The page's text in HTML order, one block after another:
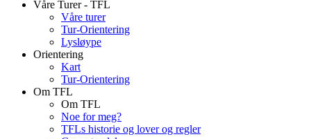
Våre Turer - TFL
Våre turer
Tur-Orientering
Lysløype
Orientering
Kart
Tur-Orientering
Om TFL
Om TFL
Noe for meg?
TFLs historie og lover og regler